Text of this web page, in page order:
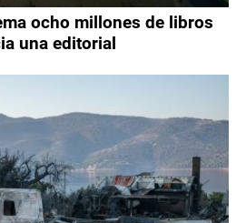
ocho millones de libros
una editorial